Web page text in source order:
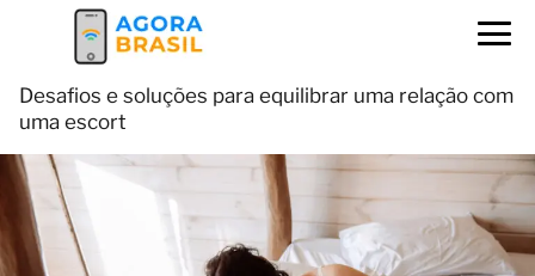
Desafios e soluções para equilibrar uma relação com
uma escort